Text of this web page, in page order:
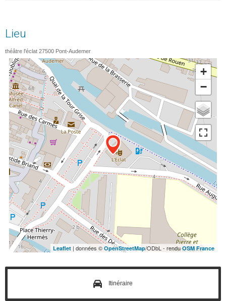
Lieu
théâtre l'éclat 27500 Pont-Audemer
+
−
Leaflet | données © OpenStreetMap/ODbL - renduOSM France
Itinéraire